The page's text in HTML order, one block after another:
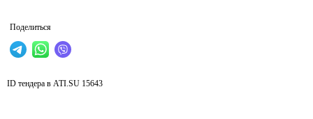
Поделиться
ID тендера в ATI.SU 15643